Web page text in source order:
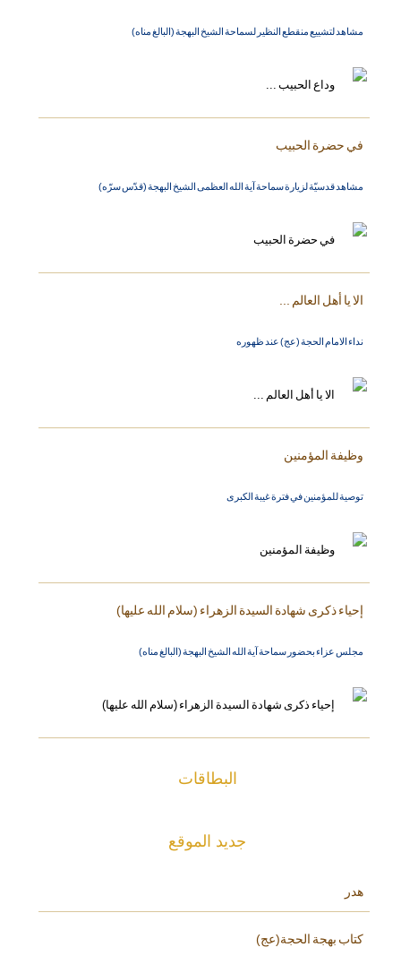
مشاهد لتشييع منقطع النظير لسماحة الشيخ البهجة (البالغ مناه)
في حضرة الحبيب
مشاهد قدسيّة لزيارة سماحة آية الله العظمى الشيخ البهجة (قدّس سرّه)
الا يا أهل العالم ...
نداء الامام الحجة (عج) عند ظهوره
وظيفة المؤمنين
توصية للمؤمنين في فترة غيبة الكبرى
إحياء ذكرى شهادة السيدة الزهراء (سلام الله عليها)
مجلس عزاء بحضور سماحة آية الله الشيخ البهجة (البالغ مناه)
البطاقات
جديد الموقع
هدر
كتاب بهجة الحجة(عج)